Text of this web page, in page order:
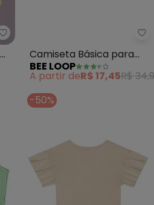
Torra - Blusa Infantil
Camiseta Básica para
Menina (Azul)
BEE LOOP
A partir deR$ 17,45R$
-50%